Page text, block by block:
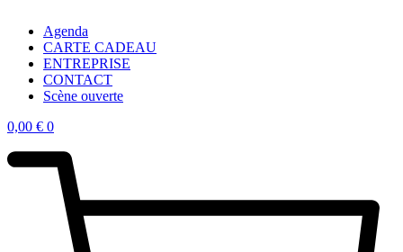
Agenda
CARTE CADEAU
ENTREPRISE
CONTACT
Scène ouverte
0,00 € 0